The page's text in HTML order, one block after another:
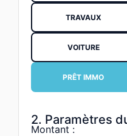
TRAVAUX
VOITURE
PRÊT IMMO
2. Paramètres
Montant :